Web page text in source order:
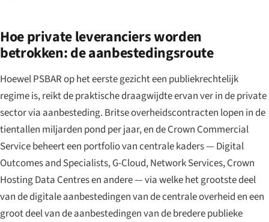
Hoe private leveranciers worden
betrokken: de aanbestedingsroute
Hoewel PSBAR op het eerste gezicht een publiekrechtelijk
regime is, reikt de praktische draagwijdte ervan ver in de private
sector via aanbesteding. Britse overheidscontracten lopen in de
tientallen miljarden pond per jaar, en de Crown Commercial
Service beheert een portfolio van centrale kaders — Digital
Outcomes and Specialists, G-Cloud, Network Services, Crown
Hosting Data Centres en andere — via welke het grootste deel
van de digitale aanbestedingen van de centrale overheid en een
groot deel van de aanbestedingen van de bredere publieke